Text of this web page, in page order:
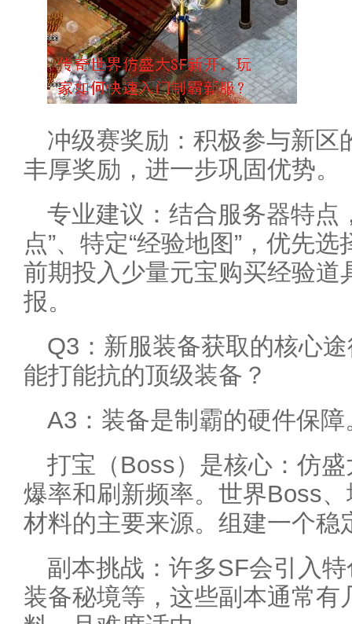
冲级赛奖励：积极参与新区
丰厚奖励，进一步巩固优势。
专业建议：结合服务器特点
点”、特定“经验地图”，优先
前期投入少量元宝购买经验道
报。
Q3：新服装备获取的核心
能打能抗的顶级装备？
A3：装备是制霸的硬件保障
打宝（Boss）是核心：仿
爆率和刷新频率。世界Boss
材料的主要来源。组建一个稳
副本挑战：许多SF会引入
装备秘境等，这些副本通常有